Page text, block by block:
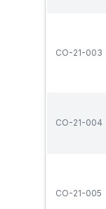
CO-21-003
CO-21-004
CO-21-005